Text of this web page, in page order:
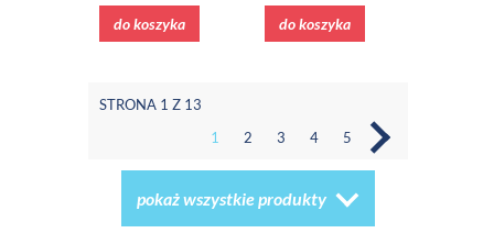
do koszyka do koszyka
STRONA 1 Z 13
1
2 3 4 5
pokaż wszystkie produkty